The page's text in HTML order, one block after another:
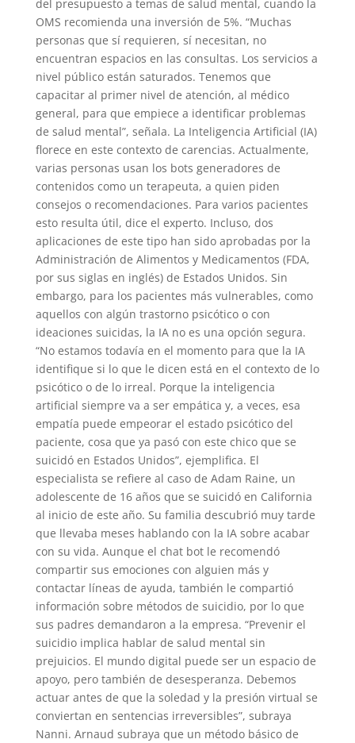
del presupuesto a temas de salud mental, cuando la
OMS recomienda una inversión de 5%. “Muchas
personas que sí requieren, sí necesitan, no
encuentran espacios en las consultas. Los servicios a
nivel público están saturados. Tenemos que
capacitar al primer nivel de atención, al médico
general, para que empiece a identificar problemas
de salud mental”, señala. La Inteligencia Artificial (IA)
florece en este contexto de carencias. Actualmente,
varias personas usan los bots generadores de
contenidos como un terapeuta, a quien piden
consejos o recomendaciones. Para varios pacientes
esto resulta útil, dice el experto. Incluso, dos
aplicaciones de este tipo han sido aprobadas por la
Administración de Alimentos y Medicamentos (FDA,
por sus siglas en inglés) de Estados Unidos. Sin
embargo, para los pacientes más vulnerables, como
aquellos con algún trastorno psicótico o con
ideaciones suicidas, la IA no es una opción segura.
“No estamos todavía en el momento para que la IA
identifique si lo que le dicen está en el contexto de lo
psicótico o de lo irreal. Porque la inteligencia
artificial siempre va a ser empática y, a veces, esa
empatía puede empeorar el estado psicótico del
paciente, cosa que ya pasó con este chico que se
suicidó en Estados Unidos”, ejemplifica. El
especialista se refiere al caso de Adam Raine, un
adolescente de 16 años que se suicidó en California
al inicio de este año. Su familia descubrió muy tarde
que llevaba meses hablando con la IA sobre acabar
con su vida. Aunque el chat bot le recomendó
compartir sus emociones con alguien más y
contactar líneas de ayuda, también le compartió
información sobre métodos de suicidio, por lo que
sus padres demandaron a la empresa. “Prevenir el
suicidio implica hablar de salud mental sin
prejuicios. El mundo digital puede ser un espacio de
apoyo, pero también de desesperanza. Debemos
actuar antes de que la soledad y la presión virtual se
conviertan en sentencias irreversibles”, subraya
Nanni. Arnaud subraya que un método básico de